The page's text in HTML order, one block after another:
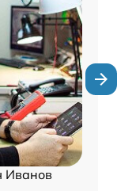
Иванов